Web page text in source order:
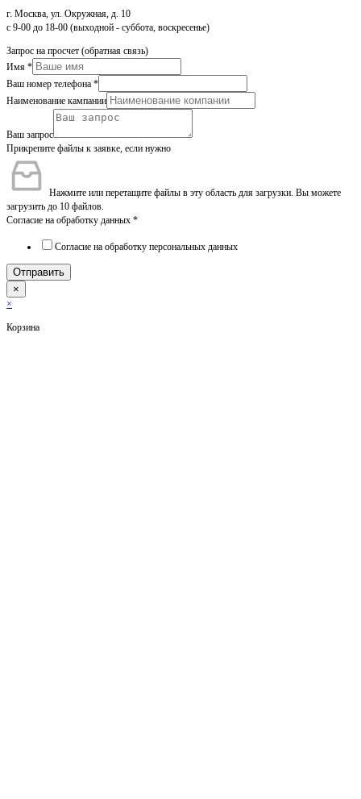
г. Москва, ул. Окружная, д. 10
с 9-00 до 18-00 (выходной - суббота, воскресенье)
Запрос на просчет (обратная связь)
Имя *
Ваш номер телефона *
Наименование кампании
Ваш запрос
Прикрепите файлы к заявке, если нужно
Нажмите или перетащите файлы в эту область для загрузки. Вы можете
загрузить до 10 файлов.
Согласие на обработку данных *
Согласие на обработку персональных данных
Отправить
×
×
Корзина